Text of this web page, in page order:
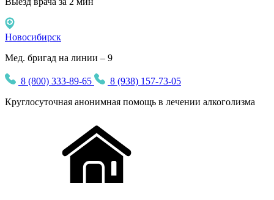
Новосибирск
Мед. бригад на линии – 9
8 (800) 333-89-65
8 (938) 157-73-05
Круглосуточная анонимная помощь в лечении алкоголизма